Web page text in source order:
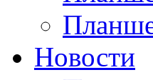
Ampe
Apache
Новости